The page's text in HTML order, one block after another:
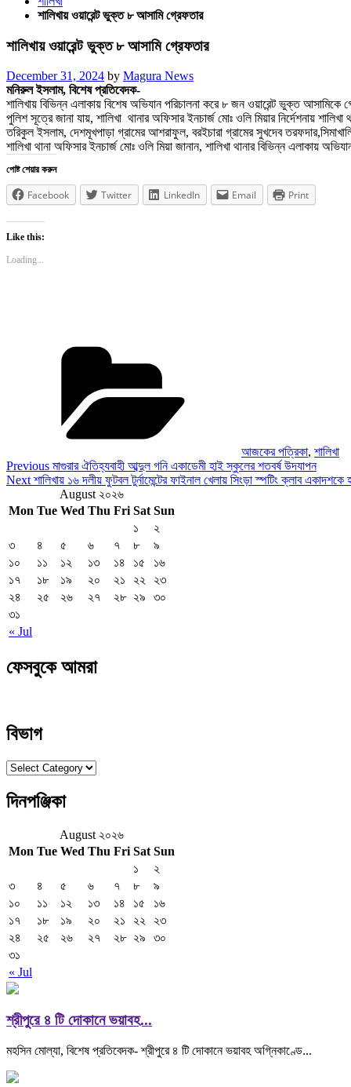
শালিখায় ওয়ারেন্ট ভুক্ত ৮ আসামি গ্রেফতার
শালিখায় ওয়ারেন্ট ভুক্ত ৮ আসামি গ্রেফতার
Posted
on
December 31, 2024 by Magura News
মনিরুল ইসলাম, বিশেষ প্রতিবেদক-
শালিখায় বিভিন্ন এলাকায় বিশেষ অভিযান পরিচালনা করে ৮ জন ওয়ারেন্ট ভুক্ত
পুলিশ সূত্রে জানা যায়, শালিখা থানার অফিসার ইনচার্জ মোঃ ওলি মিয়ার নির্দেশনায়
তরিকুল ইসলাম, দেশমূখপাড়া গ্রামের আশরাফুল, বরইচারা গ্রামের সুখদেব
শালিখা থানা অফিসার ইনচার্জ মোঃ ওলি মিয়া জানান, শালিখা থানার বিভিন্ন এলাকায়
পোষ্ট শেয়ার করুন
Facebook Twitter LinkedIn Email Print
Like this:
Loading...
আজকের পত্রিকা, শালিখা
Post
navigation
Previous
Post
Previous মাগুরার ঐতিহ্যবাহী আব্দুল গনি একাডেমী হাই স্কুলের শতবর্ষ উদযাপন
Next
Next শালিখায় ১৬ দলীয় ফুটবল টুর্নামেন্টের ফাইনাল খেলায় সিংড়া স্পটিং ক্লাব একাদশকে
August ২০২৬
Mon Tue Wed Thu Fri Sat Sun
« Jul
১
২
৩
৪ ৫ ৬ ৭ ৮
৯
১০
১১ ১২ ১৩ ১৪ ১৫
১৬
১৭
১৮ ১৯ ২০ ২১ ২২
২৩
২৪
২৫ ২৬ ২৭ ২৮ ২৯
৩০
৩১
ফেসবুকে আমরা
বিভাগ
বিভাগ
দিনপঞ্জিকা
August ২০২৬
Mon Tue Wed Thu Fri Sat Sun
« Jul
১
২
৩
৪ ৫ ৬ ৭ ৮
৯
১০
১১ ১২ ১৩ ১৪ ১৫
১৬
১৭
১৮ ১৯ ২০ ২১ ২২
২৩
২৪
২৫ ২৬ ২৭ ২৮ ২৯
৩০
৩১
শ্রীপুরে ৪ টি দোকানে ভয়াবহ...
মহসিন মোল্যা, বিশেষ প্রতিবেদক- শ্রীপুরে ৪ টি দোকানে ভয়াবহ অগ্নিকাণ্ডে...